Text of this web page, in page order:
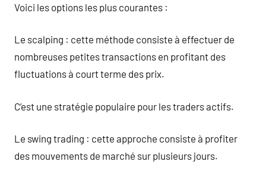
Voici les options les plus courantes :
Le scalping : cette méthode consiste à effectuer de
nombreuses petites transactions en profitant des
fluctuations à court terme des prix.
C’est une stratégie populaire pour les traders actifs.
Le swing trading : cette approche consiste à profiter
des mouvements de marché sur plusieurs jours.